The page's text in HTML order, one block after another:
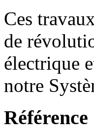
Ces
de
électrique
notre
Référence